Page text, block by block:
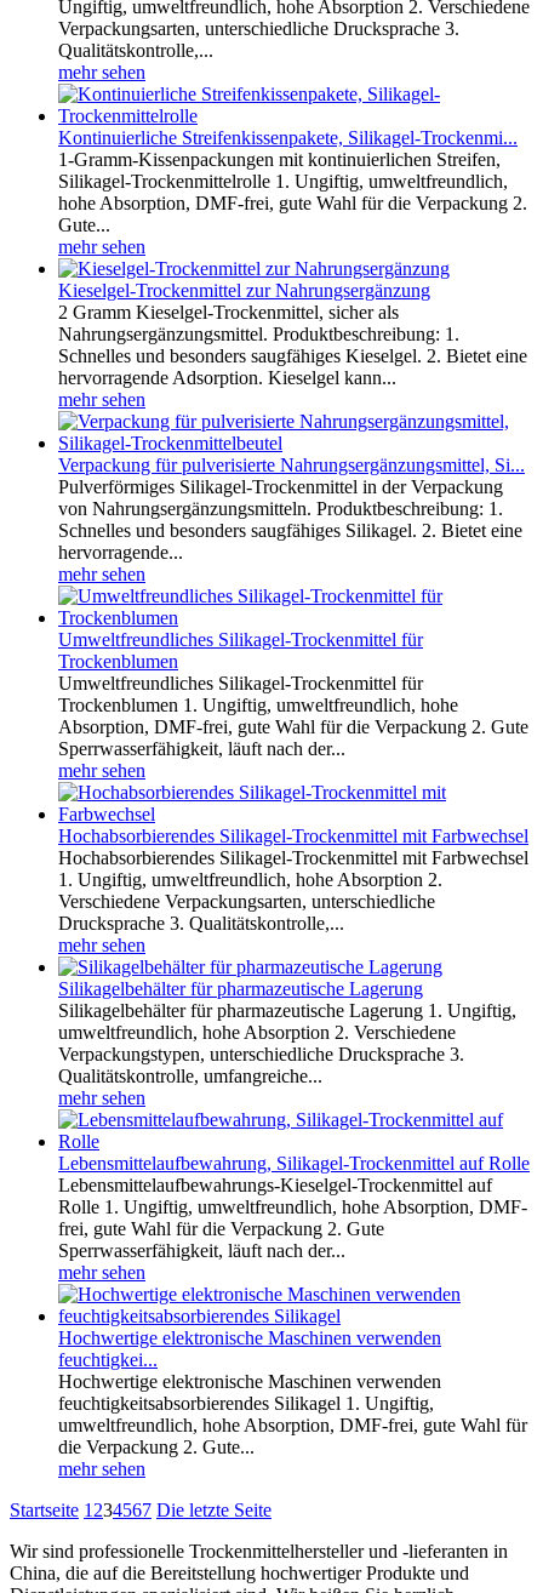
Ungiftig, umweltfreundlich, hohe Absorption 2. Verschiedene
Verpackungsarten, unterschiedliche Drucksprache 3.
Qualitätskontrolle,...
mehr sehen
Kontinuierliche Streifenkissenpakete, Silikagel-Trockenmi...
1-Gramm-Kissenpackungen mit kontinuierlichen Streifen,
Silikagel-Trockenmittelrolle 1. Ungiftig, umweltfreundlich,
hohe Absorption, DMF-frei, gute Wahl für die Verpackung 2.
Gute...
mehr sehen
Kieselgel-Trockenmittel zur Nahrungsergänzung
2 Gramm Kieselgel-Trockenmittel, sicher als
Nahrungsergänzungsmittel. Produktbeschreibung: 1.
Schnelles und besonders saugfähiges Kieselgel. 2. Bietet eine
hervorragende Adsorption. Kieselgel kann...
mehr sehen
Verpackung für pulverisierte Nahrungsergänzungsmittel, Si...
Pulverförmiges Silikagel-Trockenmittel in der Verpackung
von Nahrungsergänzungsmitteln. Produktbeschreibung: 1.
Schnelles und besonders saugfähiges Silikagel. 2. Bietet eine
hervorragende...
mehr sehen
Umweltfreundliches Silikagel-Trockenmittel für
Trockenblumen
Umweltfreundliches Silikagel-Trockenmittel für
Trockenblumen 1. Ungiftig, umweltfreundlich, hohe
Absorption, DMF-frei, gute Wahl für die Verpackung 2. Gute
Sperrwasserfähigkeit, läuft nach der...
mehr sehen
Hochabsorbierendes Silikagel-Trockenmittel mit Farbwechsel
Hochabsorbierendes Silikagel-Trockenmittel mit Farbwechsel
1. Ungiftig, umweltfreundlich, hohe Absorption 2.
Verschiedene Verpackungsarten, unterschiedliche
Drucksprache 3. Qualitätskontrolle,...
mehr sehen
Silikagelbehälter für pharmazeutische Lagerung
Silikagelbehälter für pharmazeutische Lagerung 1. Ungiftig,
umweltfreundlich, hohe Absorption 2. Verschiedene
Verpackungstypen, unterschiedliche Drucksprache 3.
Qualitätskontrolle, umfangreiche...
mehr sehen
Lebensmittelaufbewahrung, Silikagel-Trockenmittel auf Rolle
Lebensmittelaufbewahrungs-Kieselgel-Trockenmittel auf
Rolle 1. Ungiftig, umweltfreundlich, hohe Absorption, DMF-
frei, gute Wahl für die Verpackung 2. Gute
Sperrwasserfähigkeit, läuft nach der...
mehr sehen
Hochwertige elektronische Maschinen verwenden
feuchtigkei...
Hochwertige elektronische Maschinen verwenden
feuchtigkeitsabsorbierendes Silikagel 1. Ungiftig,
umweltfreundlich, hohe Absorption, DMF-frei, gute Wahl für
die Verpackung 2. Gute...
mehr sehen
Startseite 1 234567 Die letzte Seite
Wir sind professionelle Trockenmittelhersteller und -lieferanten in
China, die auf die Bereitstellung hochwertiger Produkte und